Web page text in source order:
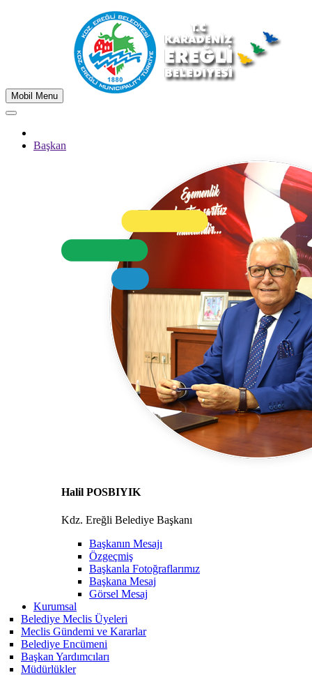
Mobil Menu
Başkan
Halil POSBIYIK
Kdz. Ereğli Belediye Başkanı
Başkanın Mesajı
Özgeçmiş
Başkanla Fotoğraflarımız
Başkana Mesaj
Görsel Mesaj
Kurumsal
Belediye Meclis Üyeleri
Meclis Gündemi ve Kararlar
Belediye Encümeni
Başkan Yardımcıları
Müdürlükler